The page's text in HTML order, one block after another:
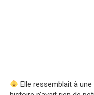
Elle ressemblait à